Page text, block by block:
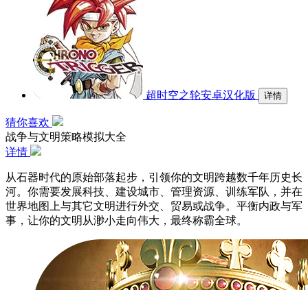
超时空之轮安卓汉化版 详情
猜你喜欢
战争与文明策略模拟大全
详情
从石器时代的原始部落起步，引领你的文明跨越数千年历史长
河。你需要发展科技、建设城市、管理资源、训练军队，并在
世界地图上与其它文明进行外交、贸易或战争。平衡内政与军
事，让你的文明从渺小走向伟大，最终称霸全球。